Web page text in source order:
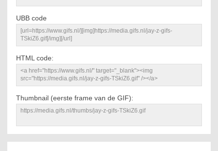
UBB code
HTML code:
Thumbnail (eerste frame van de GIF):